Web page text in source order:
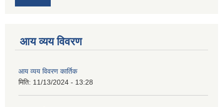
आय व्यय विवरण
आय व्यय विवरण कार्तिक
मिति: 11/13/2024 - 13:28